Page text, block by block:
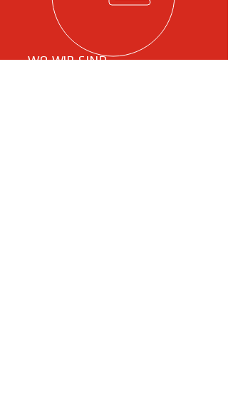
WO WIR SIND